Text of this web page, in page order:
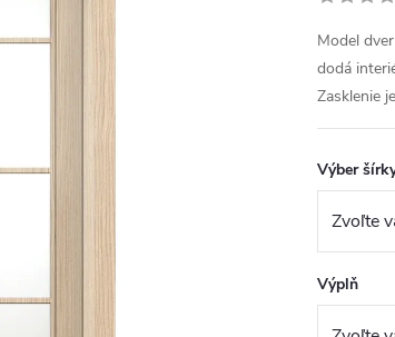
Model
dodá
Zasklenie
Výber
Výplň